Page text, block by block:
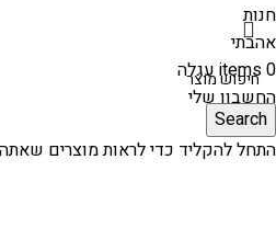
Search
התחל להקליד כדי לראות מוצרים
חנות
אהבתי
0
itemsעגלה
החשבון שלי